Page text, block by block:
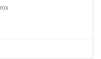
năng: Copy + In mạng +
mặt bản sao tự động.Bộ nạp
độ copy: 25 bản /phútKhổ
Độ phân giải: 60..